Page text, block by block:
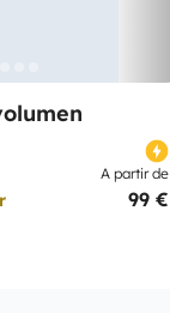
A partir de
99 €